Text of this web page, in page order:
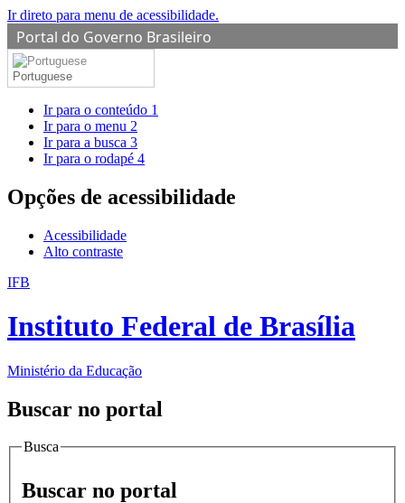
Ir direto para menu de acessibilidade.
Portal do Governo Brasileiro
Portuguese
Ir para o conteúdo 1
Ir para o menu 2
Ir para a busca 3
Ir para o rodapé 4
Opções de acessibilidade
Acessibilidade
Alto contraste
IFB
Instituto Federal de Brasília
Ministério da Educação
Buscar no portal
Busca
Buscar no portal